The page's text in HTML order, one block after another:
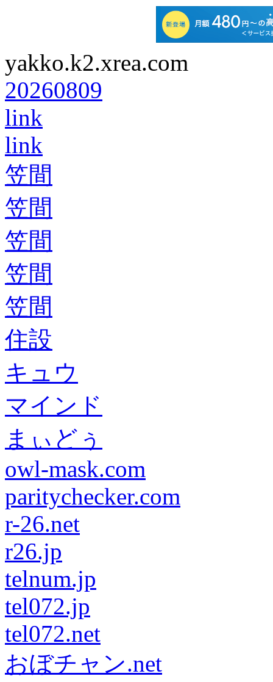
yakko.k2.xrea.com
20260809
link
link
笠間
笠間
笠間
笠間
笠間
住設
キュウ
マインド
まぃどぅ
owl-mask.com
paritychecker.com
r-26.net
r26.jp
telnum.jp
tel072.jp
tel072.net
おぼチャン.net